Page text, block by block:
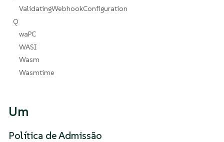
ValidatingWebhookConfiguration
Q
waPC
WASI
Wasm
Wasmtime
Um
Política de Admissão